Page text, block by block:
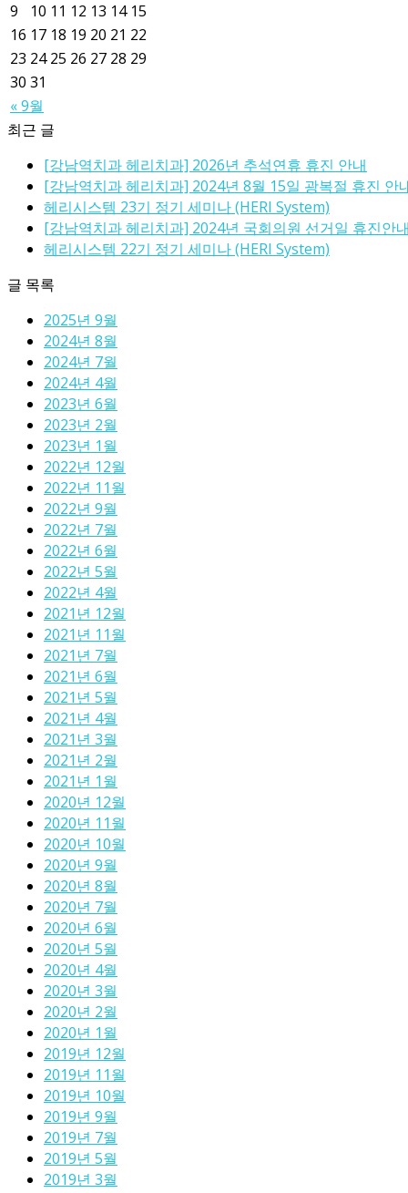
« 9월
9
10 11 12 13 14 15
16 17 18 19 20 21 22
23 24 25 26 27 28 29
30 31
최근 글
[강남역치과 헤리치과] 2026년 추석연휴 휴진 안내
[강남역치과 헤리치과] 2024년 8월 15일 광복절 휴진 안
헤리시스템 23기 정기 세미나 (HERI System)
[강남역치과 헤리치과] 2024년 국회의원 선거일 휴진안
헤리시스템 22기 정기 세미나 (HERI System)
글 목록
2025년 9월
2024년 8월
2024년 7월
2024년 4월
2023년 6월
2023년 2월
2023년 1월
2022년 12월
2022년 11월
2022년 9월
2022년 7월
2022년 6월
2022년 5월
2022년 4월
2021년 12월
2021년 11월
2021년 7월
2021년 6월
2021년 5월
2021년 4월
2021년 3월
2021년 2월
2021년 1월
2020년 12월
2020년 11월
2020년 10월
2020년 9월
2020년 8월
2020년 7월
2020년 6월
2020년 5월
2020년 4월
2020년 3월
2020년 2월
2020년 1월
2019년 12월
2019년 11월
2019년 10월
2019년 9월
2019년 7월
2019년 5월
2019년 3월